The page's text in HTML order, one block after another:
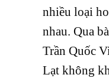
nhiều loại
nhau. Qua
Trần Quốc
Lạt không